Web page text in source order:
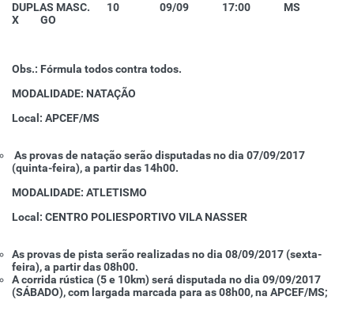
DUPLAS MASC. 10 09/09 17:00 MS
X GO
Obs.: Fórmula todos contra todos.
MODALIDADE: NATAÇÃO
Local: APCEF/MS
As provas de natação serão disputadas no dia 07/09/2017
(quinta-feira), a partir das 14h00.
MODALIDADE: ATLETISMO
Local: CENTRO POLIESPORTIVO VILA NASSER
As provas de pista serão realizadas no dia 08/09/2017 (sexta-
feira), a partir das 08h00.
A corrida rústica (5 e 10km) será disputada no dia 09/09/2017
(SÁBADO), com largada marcada para as 08h00, na APCEF/MS;